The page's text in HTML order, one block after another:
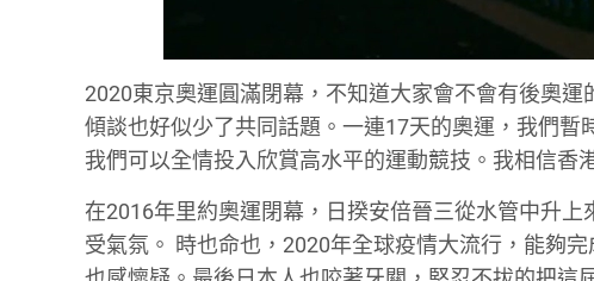
2020東京奧運圓滿閉幕，不知道大家會不會有後奧
傾談也好似少了共同話題。一連17天的奧運，我們暫
我們可以全情投入欣賞高水平的運動競技。我相信香
在2016年里約奧運閉幕，日揆安倍晉三從水管中升
受氣氛。 時也命也，2020年全球疫情大流行，能夠